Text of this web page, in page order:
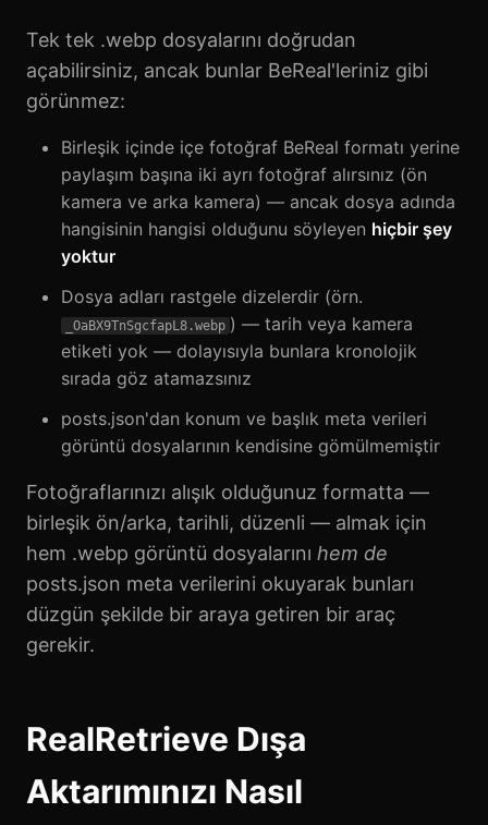
Tek tek .webp dosyalarını doğrudan
açabilirsiniz, ancak bunlar BeReal'leriniz gibi
görünmez:
Birleşik içinde içe fotoğraf BeReal formatı yerine
paylaşım başına iki ayrı fotoğraf alırsınız (ön
kamera ve arka kamera) — ancak dosya adında
hangisinin hangisi olduğunu söyleyen hiçbir şey
yoktur
Dosya adları rastgele dizelerdir (örn.
_OaBX9TnSgcfapL8.webp ) — tarih veya kamera
etiketi yok — dolayısıyla bunlara kronolojik
sırada göz atamazsınız
posts.json'dan konum ve başlık meta verileri
görüntü dosyalarının kendisine gömülmemiştir
Fotoğraflarınızı alışık olduğunuz formatta —
birleşik ön/arka, tarihli, düzenli — almak için
hem .webp görüntü dosyalarını hem de
posts.json meta verilerini okuyarak bunları
düzgün şekilde bir araya getiren bir araç
gerekir.
RealRetrieve Dışa
Aktarımınızı Nasıl